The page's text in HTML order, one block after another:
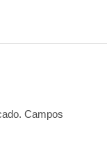
Campos